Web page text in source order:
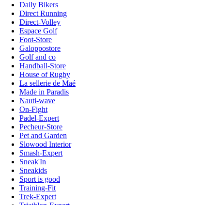
Daily Bikers
Direct Running
Direct-Volley
Espace Golf
Foot-Store
Galoppostore
Golf and co
Handball-Store
House of Rugby
La sellerie de Maé
Made in Paradis
Nauti-wave
On-Fight
Padel-Expert
Pecheur-Store
Pet and Garden
Slowood Interior
Smash-Expert
Sneak'In
Sneakids
Sport is good
Training-Fit
Trek-Expert